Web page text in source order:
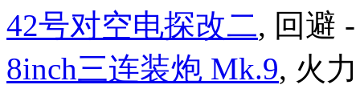
42号对空电探改二, 回避
8inch三连装炮 Mk.9, 火